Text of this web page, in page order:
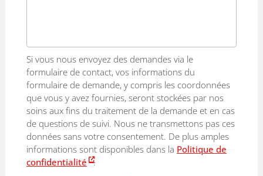
Si vous nous envoyez des demandes via le
formulaire de contact, vos informations du
formulaire de demande, y compris les coordonnées
que vous y avez fournies, seront stockées par nos
soins aux fins du traitement de la demande et en cas
de questions de suivi. Nous ne transmettons pas ces
données sans votre consentement. De plus amples
informations sont disponibles dans la Politique de
confidentialité .